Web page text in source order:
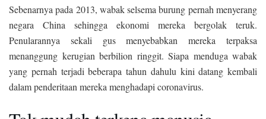
Sebenarnya pada 2013, wabak selsema burung pernah menyerang
negara China sehingga ekonomi mereka bergolak teruk.
Penularannya sekali gus menyebabkan mereka terpaksa
menanggung kerugian berbilion ringgit. Siapa menduga wabak
yang pernah terjadi beberapa tahun dahulu kini datang kembali
dalam penderitaan mereka menghadapi coronavirus.